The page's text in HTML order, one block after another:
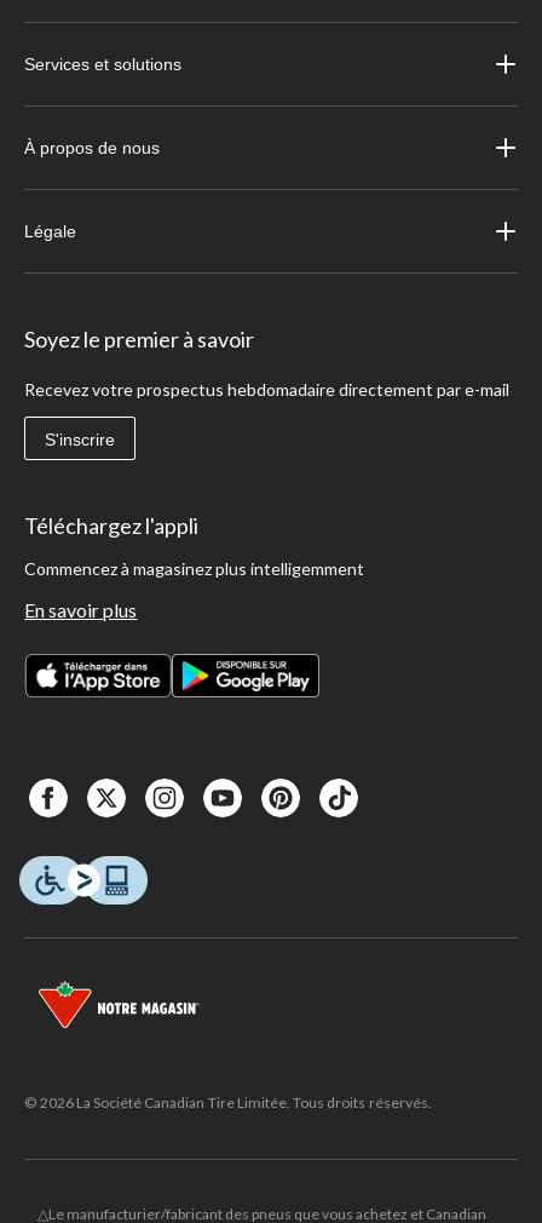
Services et solutions
À propos de nous
Légale
Soyez le premier à savoir
Recevez votre prospectus hebdomadaire directement par e-mail
S'inscrire
Téléchargez l'appli
Commencez à magasinez plus intelligemment
En savoir plus
© 2026 La Société Canadian Tire Limitée. Tous droits réservés.
△Le manufacturier/fabricant des pneus que vous achetez et Canadian